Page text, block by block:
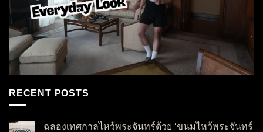
RECENT POSTS
ฉลองเทศกาลไหว้พระจันทร์ด้วย ‘ขนมไหว้พระจันทร์